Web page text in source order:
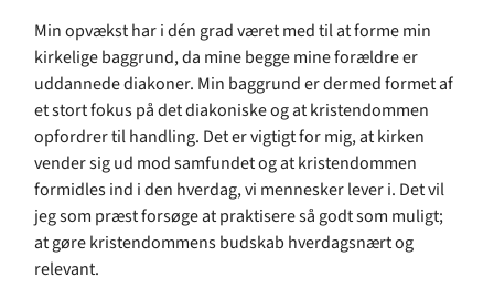
Min opvækst har i dén grad været med til at forme min
kirkelige baggrund, da mine begge mine forældre er
uddannede diakoner. Min baggrund er dermed formet af
et stort fokus på det diakoniske og at kristendommen
opfordrer til handling. Det er vigtigt for mig, at kirken
vender sig ud mod samfundet og at kristendommen
formidles ind i den hverdag, vi mennesker lever i. Det vil
jeg som præst forsøge at praktisere så godt som muligt;
at gøre kristendommens budskab hverdagsnært og
relevant.